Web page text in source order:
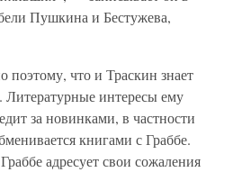
Пушкина и Бестужева,
поэтому, что и Траскин знает
Литературные интересы ему
за новинками, в частности
книгами с Граббе.
адресует свои сожаления